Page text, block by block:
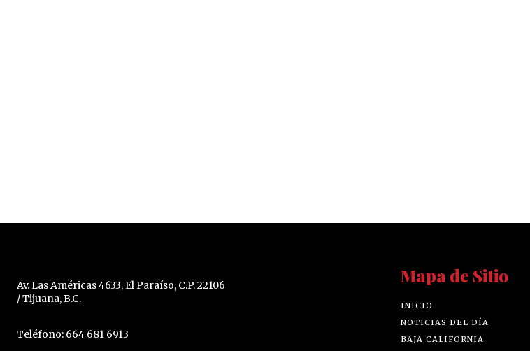
Av. Las Américas 4633, El Paraíso, C.P. 22106
/ Tijuana, B.C.
Teléfono: 664 681 6913
Mapa de Sitio
INICIO
NOTICIAS DEL DÍA
BAJA CALIFORNIA